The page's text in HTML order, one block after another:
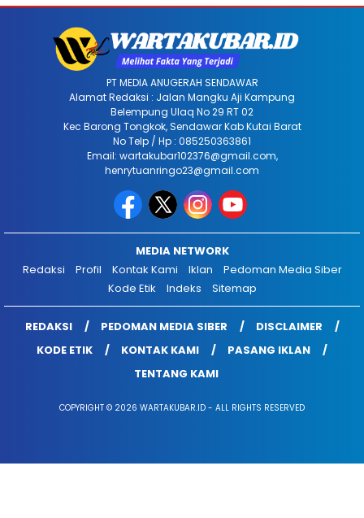
PT MEDIA ANUGERAH SENDAWAR
Alamat Redaksi : Jalan Mangku Aji Kampung
Belempung Ulaq No 29 RT 02
Kec Barong Tongkok, Sendawar Kab Kutai Barat
No Telp / Hp : 085250363861
Email: wartakubar102376@gmail.com,
henrytuanringo23@gmail.com
MEDIA NETWORK
Redaksi
Profil Kontak Kami Iklan
Pedoman Media Siber
Kode Etik
Indeks Sitemap
REDAKSI PEDOMAN MEDIA SIBER
DISCLAIMER
KODE ETIK
KONTAK KAMI
PASANG IKLAN
TENTANG KAMI
COPYRIGHT © 2026 WARTAKUBAR.ID - ALL RIGHTS RESERVED